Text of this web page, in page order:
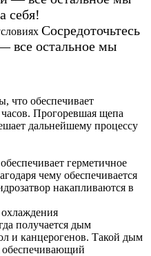
себя!
Сосредоточьтесь
все остальное мы
что обеспечивает
Прогоревшая щепа
дальнейшему процессу
герметичное
чему обеспечивается
накапливаются в
получается дым
и канцерогенов. Такой дым
обеспечивающий